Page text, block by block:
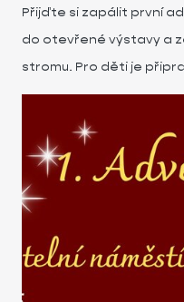
Přijďte si zapálit první
do otevřené výstavy a
stromu. Pro děti je